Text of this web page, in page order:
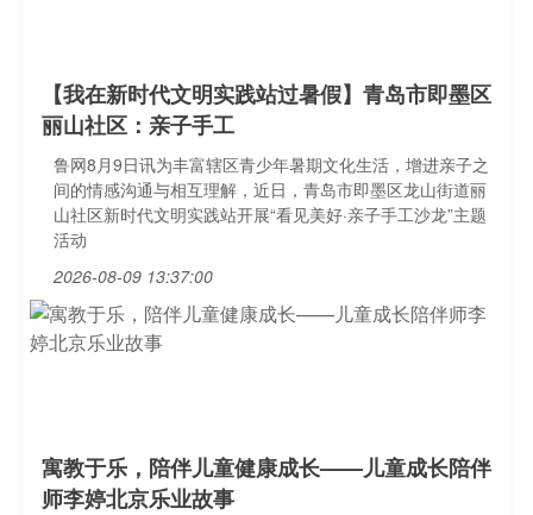
【我在新时代文明实践站过暑假】青岛市即墨区
丽山社区：亲子手工
鲁网8月9日讯为丰富辖区青少年暑期文化生活，增进亲子之
间的情感沟通与相互理解，近日，青岛市即墨区龙山街道丽
山社区新时代文明实践站开展“看见美好·亲子手工沙龙”主题
活动
2026-08-09 13:37:00
寓教于乐，陪伴儿童健康成长——儿童成长陪伴
师李婷北京乐业故事